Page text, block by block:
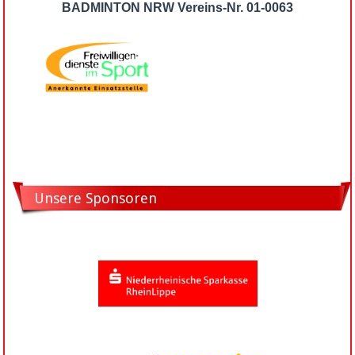
BADMINTON NRW Vereins-Nr. 01-0063
Unsere Sponsoren